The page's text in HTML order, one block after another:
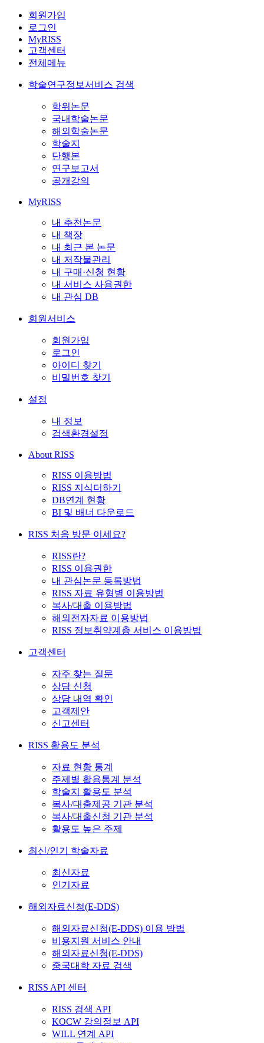
회원가입
로그인
MyRISS
고객센터
전체메뉴
학술연구정보서비스 검색
학위논문
국내학술논문
해외학술논문
학술지
단행본
연구보고서
공개강의
MyRISS
내 추천논문
내 책장
내 최근 본 논문
내 저작물관리
내 구매·신청 현황
내 서비스 사용권한
내 관심 DB
회원서비스
회원가입
로그인
아이디 찾기
비밀번호 찾기
설정
내 정보
검색환경설정
About RISS
RISS 이용방법
RISS 지식더하기
DB연계 현황
BI 및 배너 다운로드
RISS 처음 방문 이세요?
RISS란?
RISS 이용권한
내 관심논문 등록방법
RISS 자료 유형별 이용방법
복사/대출 이용방법
해외전자자료 이용방법
RISS 정보취약계층 서비스 이용방법
고객센터
자주 찾는 질문
상담 신청
상담 내역 확인
고객제안
신고센터
RISS 활용도 분석
자료 현황 통계
주제별 활용통계 분석
학술지 활용도 분석
복사/대출제공 기관 분석
복사/대출신청 기관 분석
활용도 높은 주제
최신/인기 학술자료
최신자료
인기자료
해외자료신청(E-DDS)
해외자료신청(E-DDS) 이용 방법
비용지원 서비스 안내
해외자료신청(E-DDS)
중국대학 자료 검색
RISS API 센터
RISS 검색 API
KOCW 강의정보 API
WILL 연계 API